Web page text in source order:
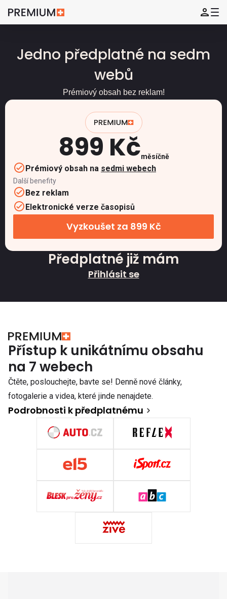
Jedno předplatné na sedm
webů
Prémiový obsah bez reklam!
899 Kčměsíčně
Prémiový obsah na sedmi webech
Další benefity
Bez reklam
Elektronické verze časopisů
Vyzkoušet za 899 Kč
Předplatné již mám
Přihlásit se
Přístup k unikátnímu obsahu
na 7 webech
Čtěte, poslouchejte, bavte se! Denně nové články,
fotogalerie a videa, které jinde nenajdete.
Podrobnosti k předplatnému